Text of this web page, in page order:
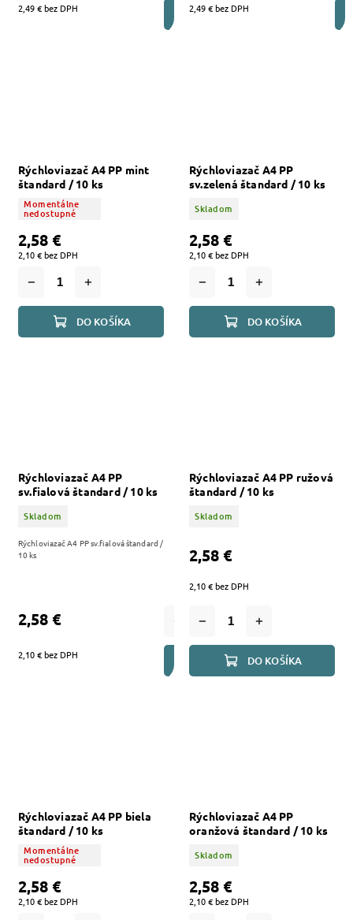
2,49 € bez DPH DO KOŠÍKA
2,49 € bez DPH
Rýchloviazač A4 PP mint
štandard / 10 ks
Momentálne
nedostupné
2,10 € bez DPH
2,58 €
DO KOŠÍKA
Rýchloviazač A4 PP
sv.zelená štandard / 10 ks
Skladom
2,10 € bez DPH
2,58 €
DO KOŠÍKA
Rýchloviazač A4 PP
sv.fialová štandard / 10 ks
Skladom
2,10 € bez DPH
2,58 €
DO KOŠÍKA
Rýchloviazač A4 PP sv.fialová štandard /
10 ks
Rýchloviazač A4 PP ružová
štandard / 10 ks
Skladom
2,10 € bez DPH
2,58 €
DO KOŠÍKA
Rýchloviazač A4 PP biela
štandard / 10 ks
Momentálne
nedostupné
2,10 € bez DPH
2,58 €
Rýchloviazač A4 PP
oranžová štandard / 10 ks
Skladom
2,10 € bez DPH
2,58 €